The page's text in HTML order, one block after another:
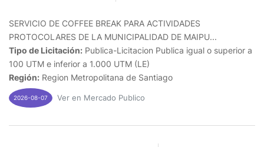
SERVICIO DE COFFEE BREAK PARA ACTIVIDADES
PROTOCOLARES DE LA MUNICIPALIDAD DE MAIPU...
Tipo de Licitación: Publica-Licitacion Publica igual o superior a
100 UTM e inferior a 1.000 UTM (LE)
Región: Region Metropolitana de Santiago
2026-08-07 Ver en Mercado Publico